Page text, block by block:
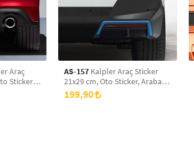
yaratıcı bir ifade biçimi sunar.
Araç
Sticker,
AS-157 Kalpler Araç Sticker
21x29 cm, Oto Sticker, Araba
Sticker
199,90